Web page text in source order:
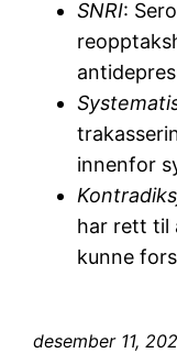
SNRI:
innenfor
har rett til
kunne
desember 11,